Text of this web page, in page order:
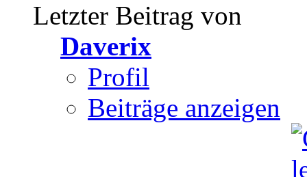
Letzter Beitrag von
Daverix
Profil
Beiträge anzeigen